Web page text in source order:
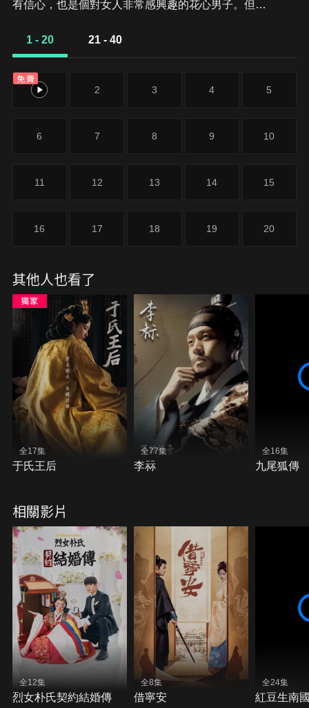
有信心，也是個對女人非常感興趣的花心男子。但這
被中國大使吃下肚，害他丟了工作。接著又誣陷他貪
1 - 20 21 - 40
免費
1 2 3 4 5
6 7 8 9 10
11 12 13 14 15
16 17 18 19 20
其他人也看了
全17集
于氏王后
全77集
李祘
全16集
九尾狐傳
相關影片
全12集
烈女朴氏契約結婚傳
全8集
借寧安
全24集
紅豆生南